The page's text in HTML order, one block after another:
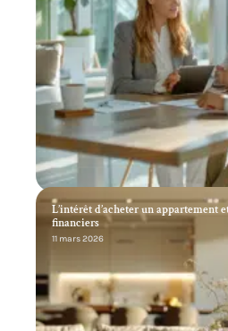
L’intérêt d’acheter un appartement
financiers
11 mars 2026